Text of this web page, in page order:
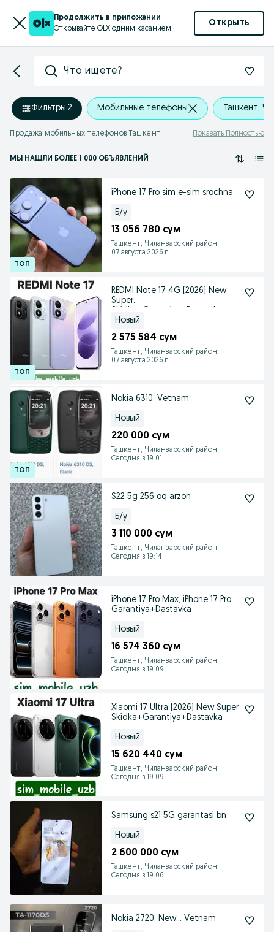
Продолжить в приложении
Открывайте OLX одним касанием
Открыть
Что ищете?
Фильтры·2 Мобильные телефоны Ташкент,
Продажа мобильных телефонов Ташкент Показать Полностью
МЫ НАШЛИ БОЛЕЕ 1 000 ОБЪЯВЛЕНИЙ
iPhone 17 Pro sim e-sim srochna
Б/у
13 056 780 сум
Ташкент, Чиланзарский район
07 августа 2026 г.
REDMI Note 17 4G (2026) New
Super
Новый
2 575 584 сум
Ташкент, Чиланзарский район
07 августа 2026 г.
Nokia 6310; Vetnam
Новый
220 000 сум
Ташкент, Чиланзарский район
Сегодня в 19:01
S22 5g 256 oq arzon
Б/у
3 110 000 сум
Ташкент, Чиланзарский район
Сегодня в 19:14
iPhone 17 Pro Max, iPhone 17 Pro
Garantiya+Dastavka
Новый
16 574 360 сум
Ташкент, Чиланзарский район
Сегодня в 19:09
Xiaomi 17 Ultra (2026) New Super
Skidka+Garantiya+Dastavka
Новый
15 620 440 сум
Ташкент, Чиланзарский район
Сегодня в 19:09
Samsung s21 5G garantasi bn
Новый
2 600 000 сум
Ташкент, Чиланзарский район
Сегодня в 19:06
Nokia 2720; New... Vetnam